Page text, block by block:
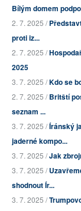
Bílým domem
2. 7. 2025 /
proti iz...
2. 7. 2025 /
2025
3. 7. 2025 /Kdo se
2. 7. 2025 /Britští
seznam ...
3. 7. 2025 /Íránský
jaderné kompo...
3. 7. 2025 /Jak
3. 7. 2025 /
shodnout Ír...
3. 7. 2025 /